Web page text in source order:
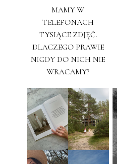
MAMY W
TELEFONACH
TYSIĄCE ZDJĘĆ.
DLACZEGO PRAWIE
NIGDY DO NICH NIE
WRACAMY?